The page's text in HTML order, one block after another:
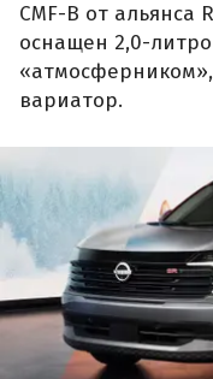
CMF-B от альянса
оснащен 2,0-
вариатор.